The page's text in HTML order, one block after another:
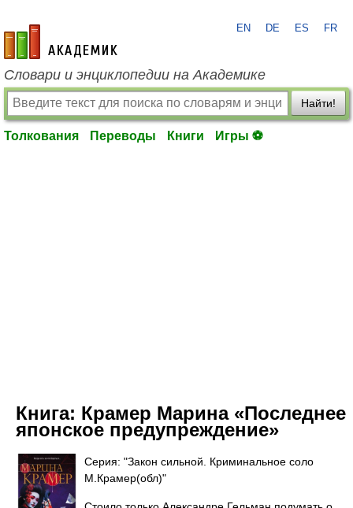
academic.ru
EN DE ES FR
Словари и энциклопедии на Академике
Найти!
Толкования Переводы Книги Игры ⚽
Книга: Крамер Марина «Последнее
японское предупреждение»
Серия: "Закон сильной. Криминальное соло
М.Крамер(обл)"